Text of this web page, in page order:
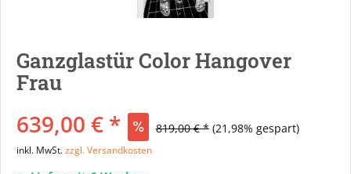
Ganzglastür Color Hangover
Frau
639,00 € * 819,00 € * (21,98% gespart)
inkl. MwSt.zzgl. Versandkosten